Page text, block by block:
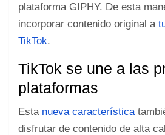
plataforma GIPHY. De esta
incorporar contenido original a
TikTok.
TikTok se une a las
plataformas
Esta nueva característica
disfrutar de contenido de alta